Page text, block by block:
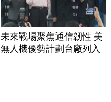
未來戰場聚焦通信韌性 美
無人機優勢計劃台廠列入